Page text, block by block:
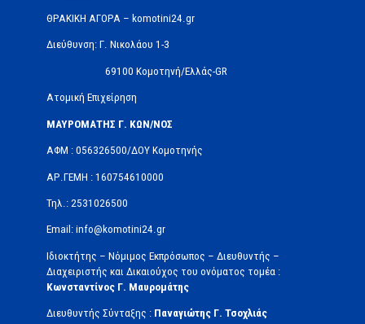
ΘΡΑΚΙΚΗ ΑΓΟΡΑ – komotini24.gr
Διεύθυνση: Γ. Νικολάου 1-3
69100 Κομοτηνή/Ελλάς-GR
Ατομική Επιχείρηση
ΜΑΥΡΟΜΑΤΗΣ Γ. ΚΩΝ/ΝΟΣ
ΑΦΜ : 056326500/ΔOΥ Κομοτηνής
ΑΡ.ΓΕΜΗ : 160754610000
Τηλ.: 2531026500
Email: info@komotini24.gr
Ιδιοκτήτης – Νόμιμος Εκπρόσωπος – Διευθυντής –
Διαχειριστής και Δικαιούχος του ονόματος τομέα :
Κωνσταντίνος Γ. Μαυρομάτης
Διευθυντής Σύνταξης : Παναγιώτης Γ. Τσοχλιάς